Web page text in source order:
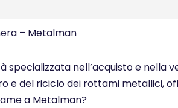
– Metalman
specializzata nell’acquisto e nella
e del riciclo dei rottami metallici,
a Metalman?